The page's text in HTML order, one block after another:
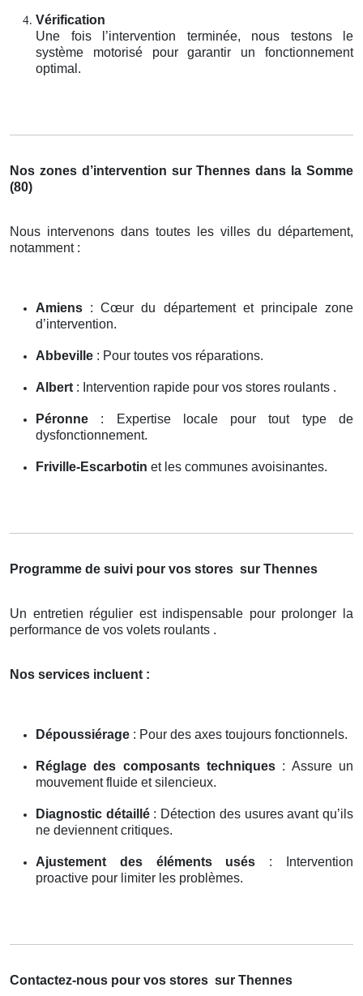
Vérification
Une fois l’intervention terminée, nous testons le
système motorisé pour garantir un fonctionnement
optimal.
Nos zones d’intervention sur Thennes dans la Somme
(80)
Nous intervenons dans toutes les villes du département,
notamment :
Amiens : Cœur du département et principale zone
d’intervention.
Abbeville : Pour toutes vos réparations.
Albert : Intervention rapide pour vos stores roulants .
Péronne : Expertise locale pour tout type de
dysfonctionnement.
Friville-Escarbotin et les communes avoisinantes.
Programme de suivi pour vos stores sur Thennes
Un entretien régulier est indispensable pour prolonger la
performance de vos volets roulants .
Nos services incluent :
Dépoussiérage : Pour des axes toujours fonctionnels.
Réglage des composants techniques : Assure un
mouvement fluide et silencieux.
Diagnostic détaillé: Détection des usures avant qu’ils
ne deviennent critiques.
Ajustement des éléments usés : Intervention
proactive pour limiter les problèmes.
Contactez-nous pour vos stores sur Thennes